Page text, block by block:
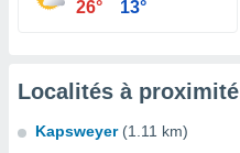
26° 13°
Localités à proximité
Kapsweyer (1.11 km)